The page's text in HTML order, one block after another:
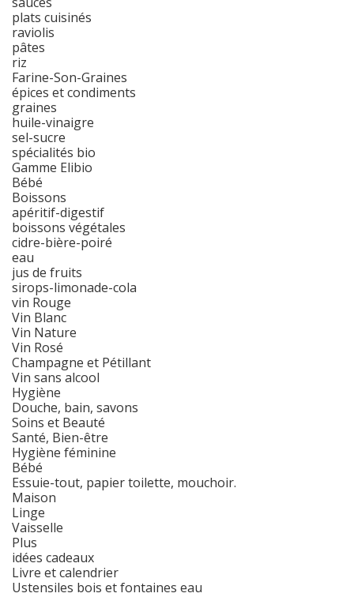
plats cuisinés
raviolis
pâtes
riz
Farine-Son-Graines
épices et condiments
graines
huile-vinaigre
sel-sucre
spécialités bio
Gamme Elibio
Bébé
Boissons
apéritif-digestif
boissons végétales
cidre-bière-poiré
eau
jus de fruits
sirops-limonade-cola
vin Rouge
Vin Blanc
Vin Nature
Vin Rosé
Champagne et Pétillant
Vin sans alcool
Hygiène
Douche, bain, savons
Soins et Beauté
Santé, Bien-être
Hygiène féminine
Bébé
Essuie-tout, papier toilette, mouchoir.
Maison
Linge
Vaisselle
Plus
idées cadeaux
Livre et calendrier
Ustensiles bois et fontaines eau